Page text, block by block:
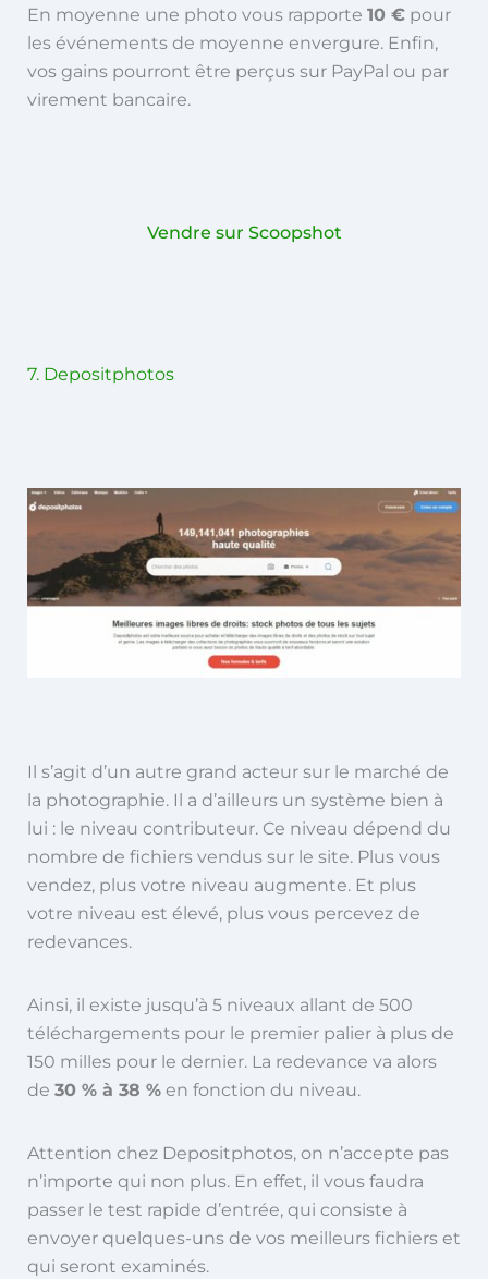
En moyenne une photo vous rapporte 10 €pour
les événements de moyenne envergure. Enfin,
vos gains pourront être perçus sur PayPal ou par
virement bancaire.
Vendre sur Scoopshot
7. Depositphotos
Il s’agit d’un autre grand acteur sur le marché de
la photographie. Il a d’ailleurs un système bien à
lui : le niveau contributeur. Ce niveau dépend du
nombre de fichiers vendus sur le site. Plus vous
vendez, plus votre niveau augmente. Et plus
votre niveau est élevé, plus vous percevez de
redevances.
Ainsi, il existe jusqu’à 5 niveaux allant de 500
téléchargements pour le premier palier à plus de
150 milles pour le dernier. La redevance va alors
de 30 % à 38 %en fonction du niveau.
Attention chez Depositphotos, on n’accepte pas
n’importe qui non plus. En effet, il vous faudra
passer le test rapide d’entrée, qui consiste à
envoyer quelques-uns de vos meilleurs fichiers et
qui seront examinés.